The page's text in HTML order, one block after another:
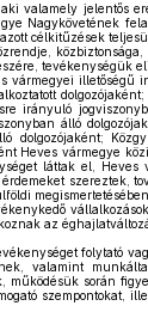
valamely jelentős
Nagykövetének
célkitűzések
tevékenységük
illetőségű
irányuló
álló
dolgozójaként;
Heves vármegye
láttak el,
szereztek,
az
folytató
valamint
működésük során
szempontokat,